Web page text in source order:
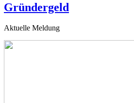
Gründergeld
Aktuelle Meldung